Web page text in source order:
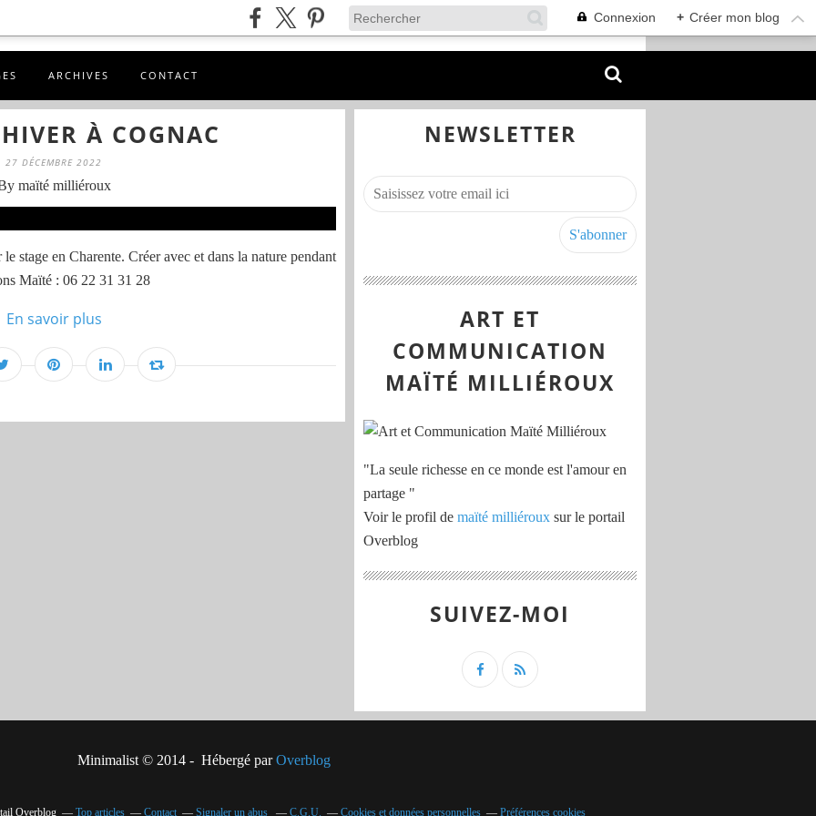
Connexion + Créer mon blog
ARCHIVES CONTACT
À COGNAC
27 DÉCEMBRE 2022
maïté milliéroux
stage en Charente. Créer avec et dans la nature pendant
Maïté : 06 22 31 31 28
En savoir plus
NEWSLETTER
ART ET
COMMUNICATION
MAÏTÉ MILLIÉROUX
"La seule richesse en ce monde est l'amour en
partage "
Voir le profil de maïté milliéroux sur le portail
Overblog
SUIVEZ-MOI
Minimalist © 2014 - Hébergé parOverblog
Overblog Top articles Contact Signaler un abus C.G.U. Cookies et données personnelles Préférences cookies